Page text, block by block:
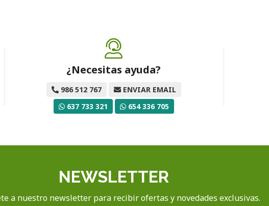
¿Necesitas ayuda?
986 512 767
ENVIAR EMAIL
637 733 321
654 336 705
NEWSLETTER
a nuestro newsletter para recibir ofertas y novedades exclusivas.